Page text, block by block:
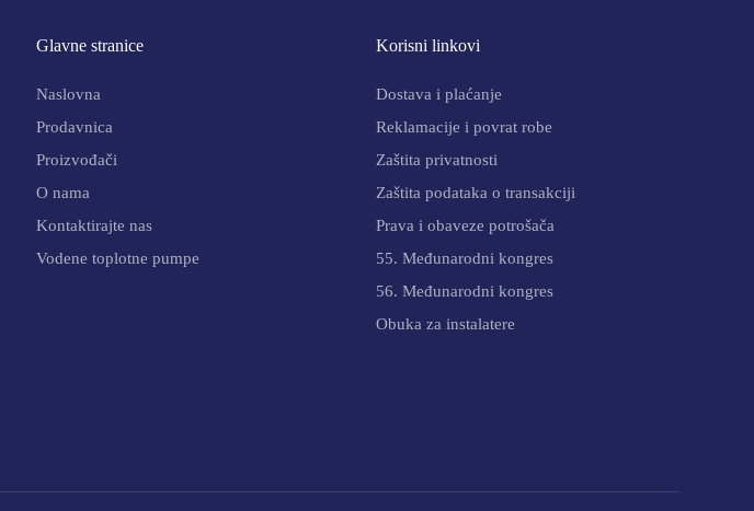
Glavne stranice
Naslovna
Prodavnica
Proizvođači
O nama
Kontaktirajte nas
Vodene toplotne pumpe
Korisni linkovi
Dostava i plaćanje
Reklamacije i povrat robe
Zaštita privatnosti
Zaštita podataka o transakciji
Prava i obaveze potrošača
55. Međunarodni kongres
56. Međunarodni kongres
Obuka za instalatere